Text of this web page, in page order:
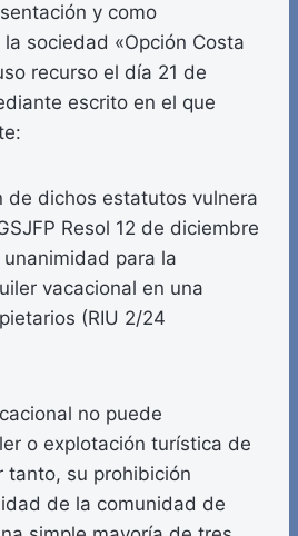
y como
sociedad «Opción Costa
recurso el día 21 de
escrito en el que
de dichos estatutos vulnera
Resol 12 de diciembre
para la
vacacional en una
(RIU 2/24
no puede
o explotación turística de
tanto, su prohibición
de la comunidad de